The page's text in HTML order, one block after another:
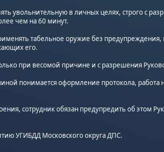
увольнительную в личных целях, строго с
чем на 60 минут.
табельное оружие без предупреждения,
его.
при весомой причине и с разрешения
понимается оформление протокола, работа
сотрудник обязан предупредить об этом
УГИБДД Московского округа ДПС.